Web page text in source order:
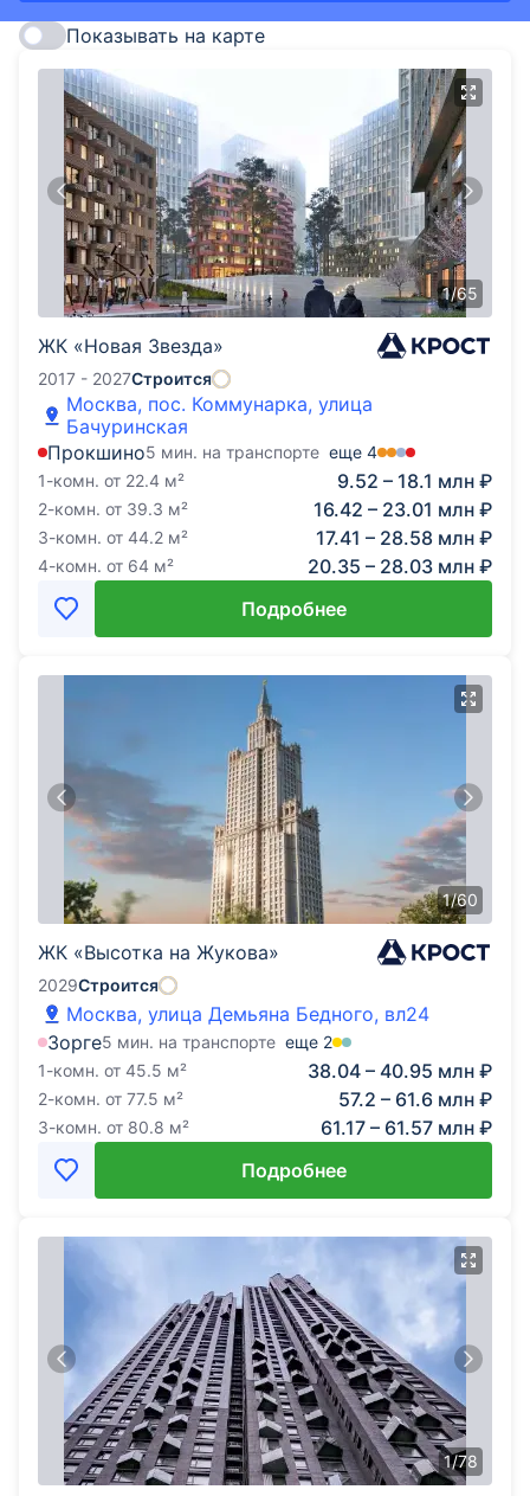
Показывать на карте
1/65
ЖК «Новая Звезда»
2017 - 2027Строится
Москва, пос. Коммунарка, улица
Бачуринская
Прокшино5 мин. на транспорте еще 4
1-комн. от 22.4 м² 9.52 – 18.1 млн ₽
2-комн. от 39.3 м² 16.42 – 23.01 млн ₽
3-комн. от 44.2 м² 17.41 – 28.58 млн ₽
4-комн. от 64 м²
20.35 – 28.03 млн ₽
Подробнее
1/60
ЖК «Высотка на Жукова»
2029Строится
Москва, улица Демьяна Бедного, вл24
Зорге5 мин. на транспорте еще 2
1-комн. от 45.5 м² 38.04 – 40.95 млн ₽
2-комн. от 77.5 м² 57.2 – 61.6 млн ₽
3-комн. от 80.8 м²
61.17 – 61.57 млн ₽
Подробнее
1/78